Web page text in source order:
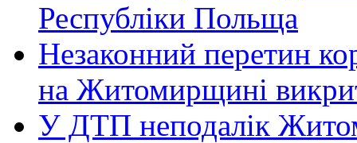
Республіки Польща
Незаконний перетин
на Житомирщині
У ДТП неподалік